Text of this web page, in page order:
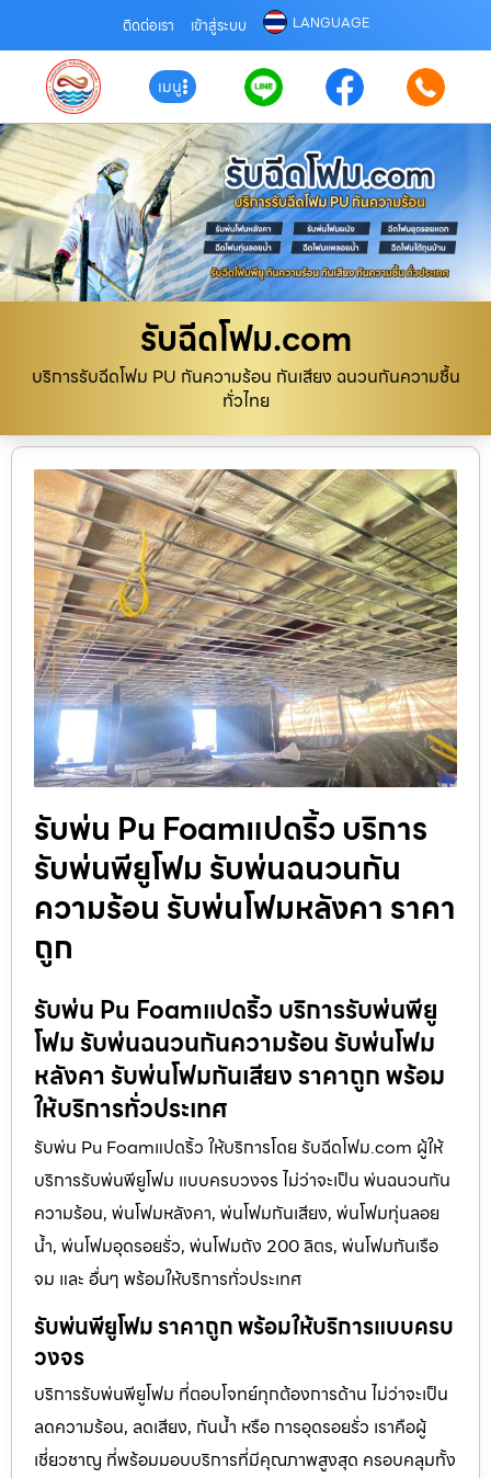
ติดต่อเรา เข้าสู่ระบบ LANGUAGE
เมนู
รับฉีดโฟม.com
บริการรับฉีดโฟม PU กันความร้อน กันเสียง ฉนวนกันความชื้น
ทั่วไทย
รับพ่น Pu Foamแปดริ้ว บริการ
รับพ่นพียูโฟม รับพ่นฉนวนกัน
ความร้อน รับพ่นโฟมหลังคา ราคา
ถูก
รับพ่น Pu Foamแปดริ้ว บริการรับพ่นพียู
โฟม รับพ่นฉนวนกันความร้อน รับพ่นโฟม
หลังคา รับพ่นโฟมกันเสียง ราคาถูก พร้อม
ให้บริการทั่วประเทศ
รับพ่น Pu Foamแปดริ้ว ให้บริการโดย รับฉีดโฟม.com ผู้ให้
บริการรับพ่นพียูโฟม แบบครบวงจร ไม่ว่าจะเป็น พ่นฉนวนกัน
ความร้อน, พ่นโฟมหลังคา, พ่นโฟมกันเสียง, พ่นโฟมทุ่นลอย
น้ำ, พ่นโฟมอุดรอยรั่ว, พ่นโฟมถัง 200 ลิตร, พ่นโฟมกันเรือ
จม และ อื่นๆ พร้อมให้บริการทั่วประเทศ
รับพ่นพียูโฟม ราคาถูก พร้อมให้บริการแบบครบ
วงจร
บริการรับพ่นพียูโฟม ที่ตอบโจทย์ทุกต้องการด้าน ไม่ว่าจะเป็น
ลดความร้อน, ลดเสียง, กันน้ำ หรือ การอุดรอยรั่ว เราคือผู้
เชี่ยวชาญ ที่พร้อมมอบบริการที่มีคุณภาพสูงสุด ครอบคลุมทั้ง